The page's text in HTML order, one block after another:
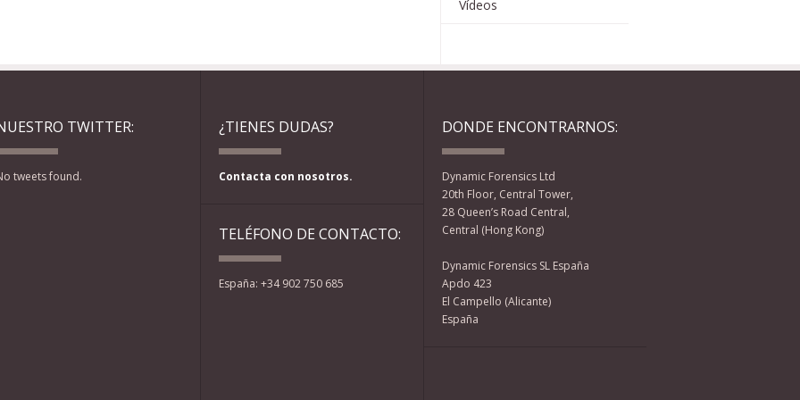
Vídeos
TWITTER:
tweets found.
¿TIENES DUDAS?
Contacta con nosotros.
TELÉFONO DE CONTACTO:
España: +34 902 750 685
DONDE ENCONTRARNOS:
Dynamic Forensics Ltd
20th Floor, Central Tower,
28 Queen’s Road Central,
Central (Hong Kong)
Dynamic Forensics SL España
Apdo 423
El Campello (Alicante)
España